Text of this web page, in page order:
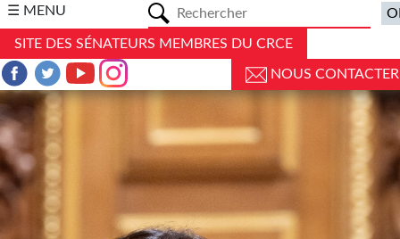
☰ MENU
SITE DES SÉNATEURS MEMBRES DU CRCE
NOUS CONTACTER